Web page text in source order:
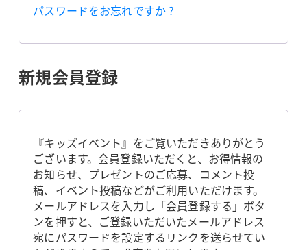
パスワードをお忘れですか ?
新規会員登録
『キッズイベント』をご覧いただきありがとう
ございます。会員登録いただくと、お得情報の
お知らせ、プレゼントのご応募、コメント投
稿、イベント投稿などがご利用いただけます。
メールアドレスを入力し「会員登録する」ボタ
ンを押すと、ご登録いただいたメールアドレス
宛にパスワードを設定するリンクを送らせてい